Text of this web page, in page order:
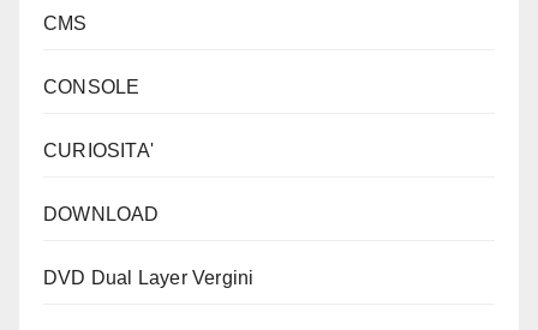
CMS
CONSOLE
CURIOSITA'
DOWNLOAD
DVD Dual Layer Vergini